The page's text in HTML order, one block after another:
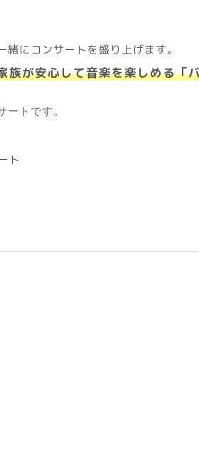
にコンサートを盛り上げます。
族が安心して音楽を楽しめる「
トです。